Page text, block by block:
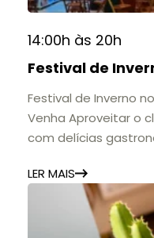
14:00h às 20h
Festival de
Festival de Inverno
Venha Aproveitar o
com delícias
LER MAIS